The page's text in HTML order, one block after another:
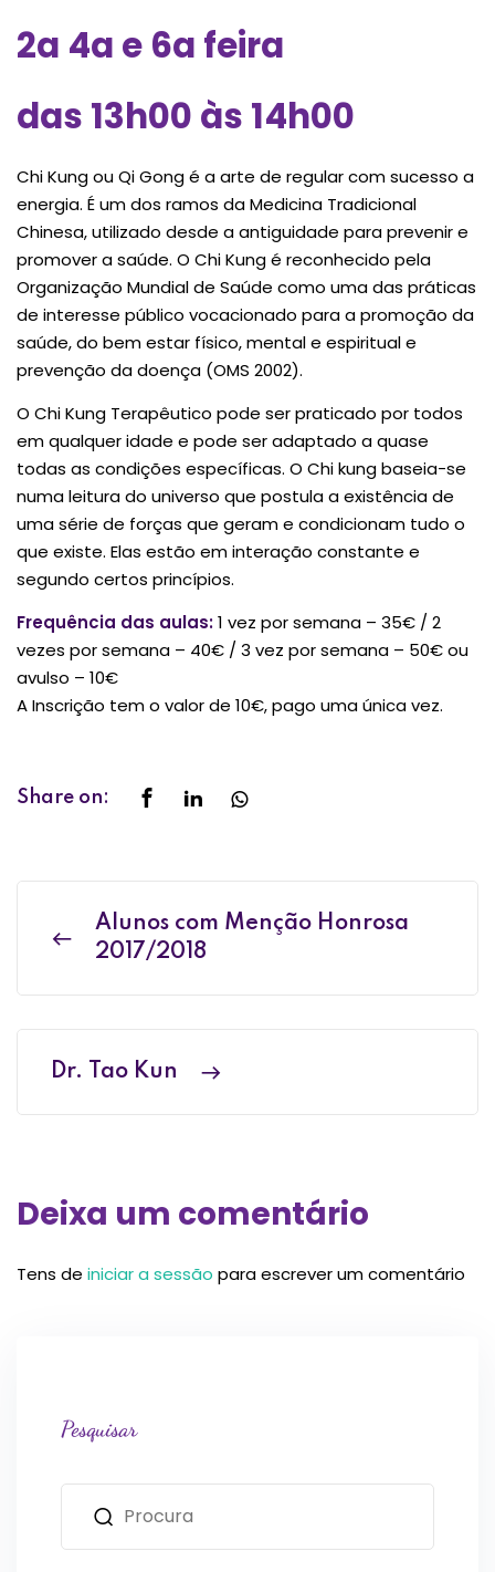
2a 4a e 6a feira
das 13h00 às 14h00
Chi Kung ou Qi Gong é a arte de regular com sucesso a
energia. É um dos ramos da Medicina Tradicional
Chinesa, utilizado desde a antiguidade para prevenir e
promover a saúde. O Chi Kung é reconhecido pela
Organização Mundial de Saúde como uma das práticas
de interesse público vocacionado para a promoção da
saúde, do bem estar físico, mental e espiritual e
prevenção da doença (OMS 2002).
O Chi Kung Terapêutico pode ser praticado por todos
em qualquer idade e pode ser adaptado a quase
todas as condições específicas. O Chi kung baseia-se
numa leitura do universo que postula a existência de
uma série de forças que geram e condicionam tudo o
que existe. Elas estão em interação constante e
segundo certos princípios.
Frequência das aulas:1 vez por semana – 35€ / 2
vezes por semana – 40€ / 3 vez por semana – 50€ ou
avulso – 10€
A Inscrição tem o valor de 10€, pago uma única vez.
Share on:
Alunos com Menção Honrosa
2017/2018
Dr. Tao Kun
Deixa um comentário
Tens de iniciar a sessão para escrever um comentário
Pesquisar